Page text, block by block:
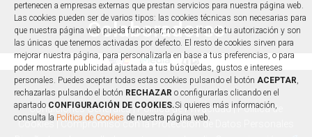
pertenecen a empresas externas que prestan servicios para nuestra página web.
Las cookies pueden ser de varios tipos: las cookies técnicas son necesarias para
que nuestra página web pueda funcionar, no necesitan de tu autorización y son
las únicas que tenemos activadas por defecto. El resto de cookies sirven para
mejorar nuestra página, para personalizarla en base a tus preferencias, o para
poder mostrarte publicidad ajustada a tus búsquedas, gustos e intereses
personales. Puedes aceptar todas estas cookies pulsando el botón ACEPTAR,
rechazarlas pulsando el botón RECHAZAR o configurarlas clicando en el
apartado CONFIGURACIÓN DE COOKIES.Si quieres más información,
consulta la Política de Cookies de nuestra página web.
Colaboradores
Condiciones Generales|Política de Privacidad |Política de
Cookies | Compromiso con la Protección de Datos Personales